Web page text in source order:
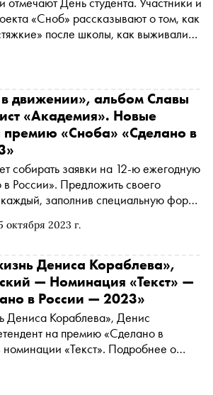
«Сноб» рассказывают о том, как
после школы, как выживали
октября 2023 г.
движении», альбом Славы
«Академия». Новые
премию «Сноба» «Сделано в
собирать заявки на 12-ю ежегодную
России». Предложить своего
форму
неделю
Дениса Кораблева»,
— Номинация «Текст» —
в России — 2023»
Дениса Кораблева», Денис
на премию «Сделано в
«Текст». Подробнее о
Банк Premium&Private».